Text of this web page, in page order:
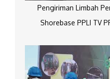
Pengiriman Limbah
Shorebase PPLI TV